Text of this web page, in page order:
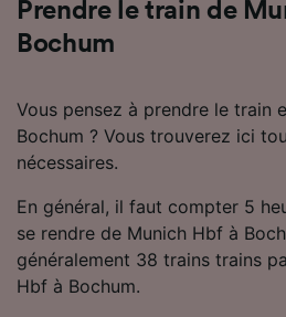
Prendre le train de
Bochum
Vous pensez à prendre le train
Bochum ? Vous trouverez ici
nécessaires.
En général, il faut compter 5
se rendre de Munich Hbf à
généralement 38 trains trains
Hbf à Bochum.